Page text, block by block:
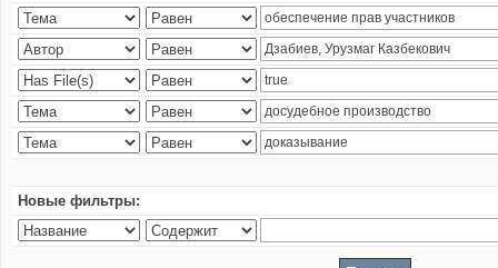
Новые фильтры: